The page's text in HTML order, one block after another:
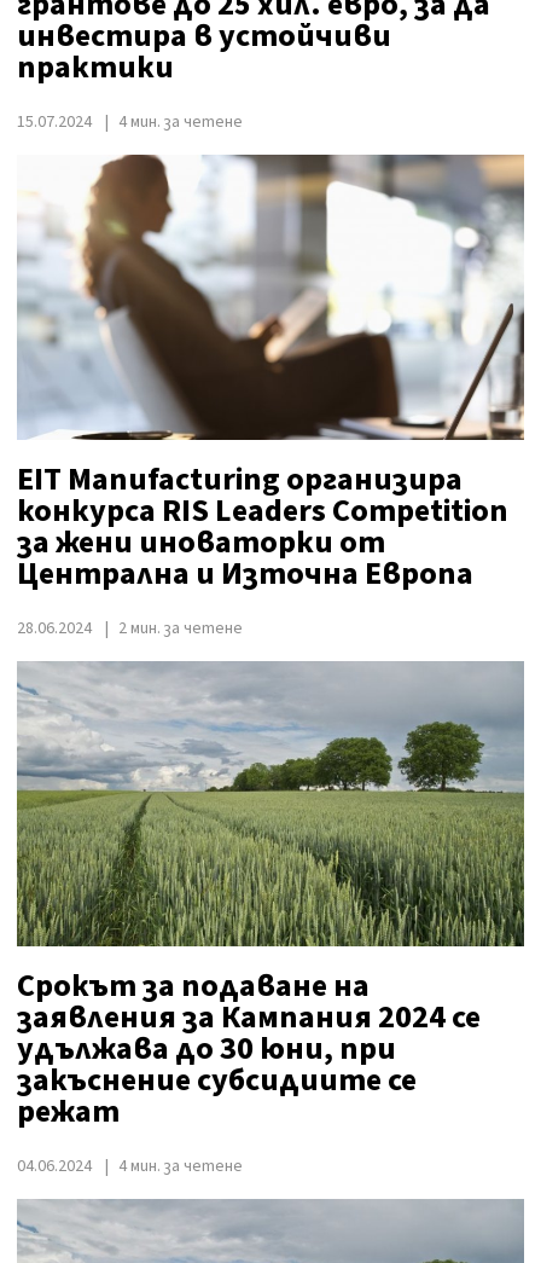
инвестира в устойчиви
практики
15.07.2024 4 мин. за четене
EIT Manufacturing организира
конкурса RIS Leaders Competition
за жени иноваторки от
Централна и Източна Европа
28.06.2024 2 мин. за четене
Срокът за подаване на
заявления за Кампания 2024 се
удължава до 30 юни, при
закъснение субсидиите се
режат
04.06.2024 4 мин. за четене